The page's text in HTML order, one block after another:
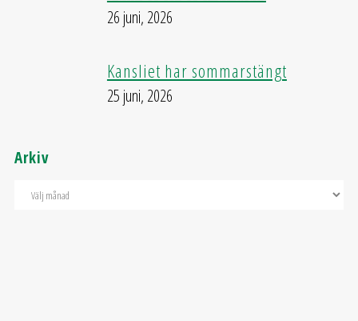
26 juni, 2026
Kansliet har sommarstängt
25 juni, 2026
Arkiv